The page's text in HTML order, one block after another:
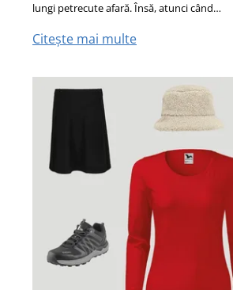
lungi petrecute afară. Însă, atunci când…
Citește mai multe